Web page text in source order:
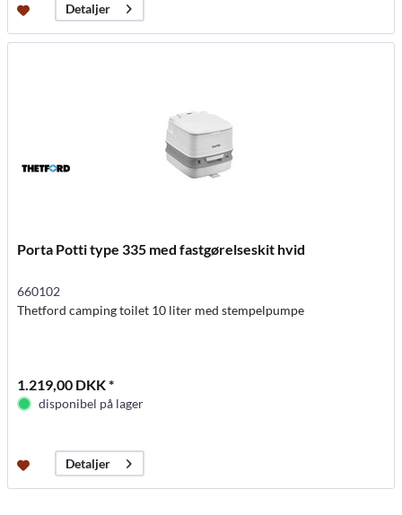
Detaljer
Porta Potti type 335 med fastgørelseskit hvid
660102
Thetford camping toilet 10 liter med stempelpumpe
1.219,00 DKK *
disponibel på lager
Detaljer